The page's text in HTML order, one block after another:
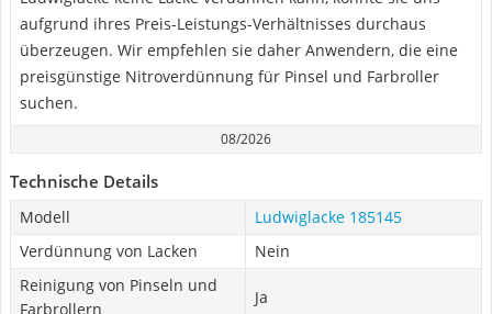
aufgrund ihres Preis-Leistungs-Verhältnisses durchaus
überzeugen. Wir empfehlen sie daher Anwendern, die eine
preisgünstige Nitroverdünnung für Pinsel und Farbroller
suchen.
08/2026
Technische Details
Modell
Ludwiglacke 185145
Verdünnung von Lacken
Nein
Reinigung von Pinseln und
Farbrollern
Ja